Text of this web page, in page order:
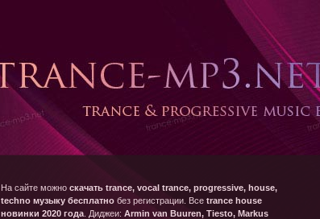
На сайте можно скачать trance, vocal trance, progressive, house,
techno музыку бесплатно без регистрации. Все trance house
новинки 2020 года . Диджеи: Armin van Buuren, Tiesto, Markus